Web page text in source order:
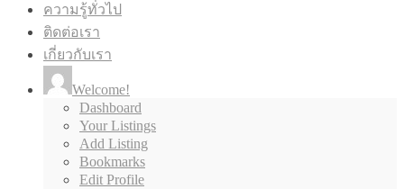
ความรู้ทั่วไป
ติดต่อเรา
เกี่ยวกับเรา
Welcome!
Dashboard
Your Listings
Add Listing
Bookmarks
Edit Profile